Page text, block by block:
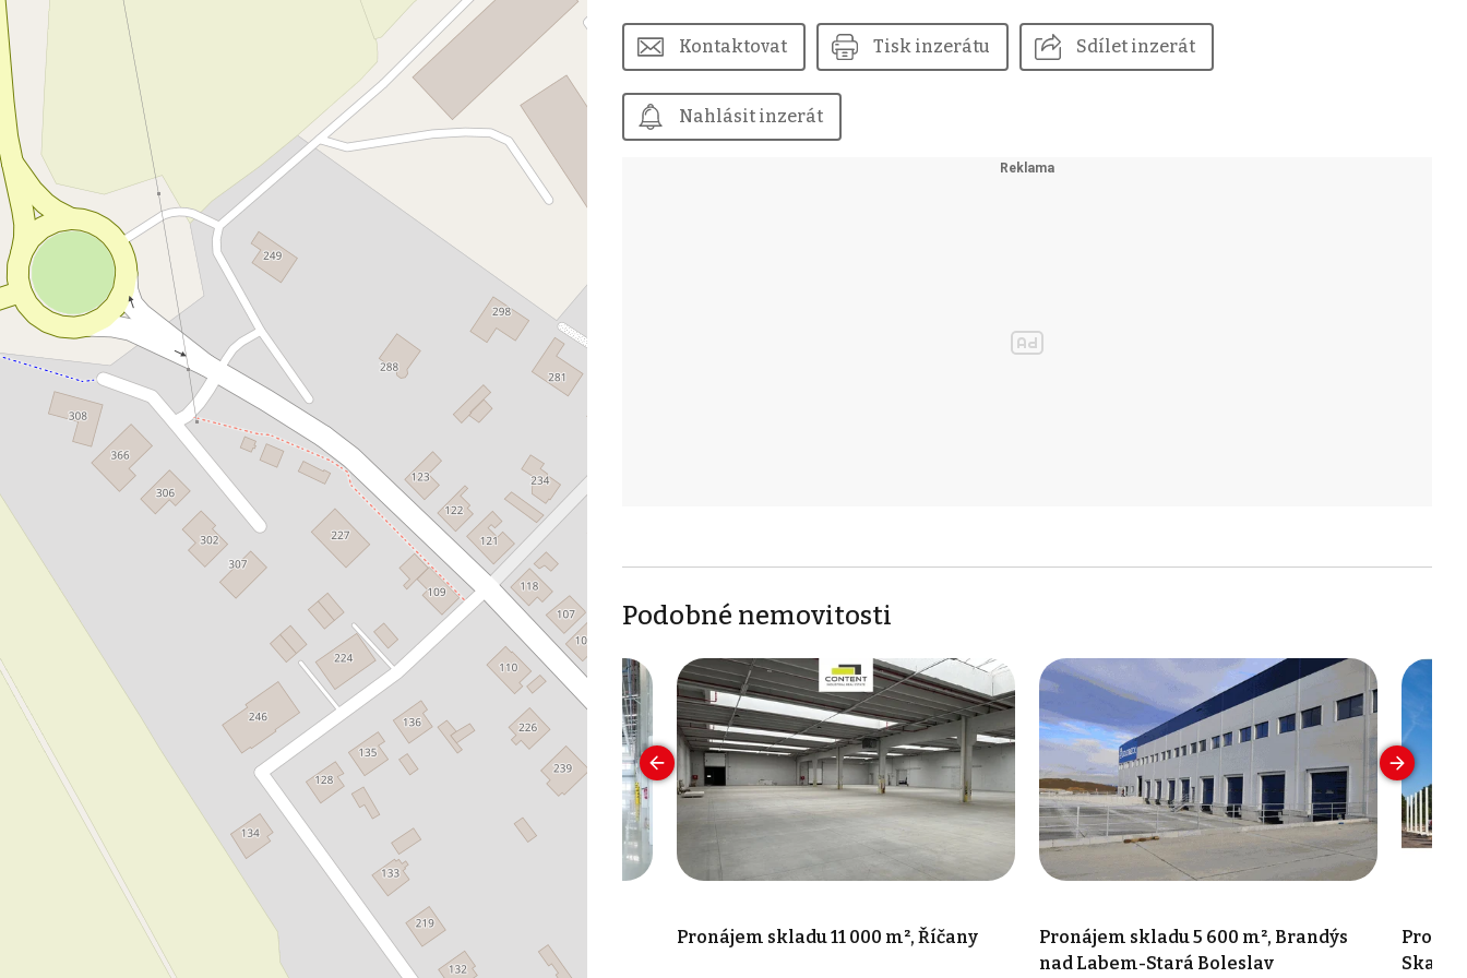
Kontaktovat Tisk inzerátu Sdílet inzerát
Nahlásit inzerát
Podobné nemovitosti
skladu 3 500 m², Úvaly Pronájem skladu 700 m², Nupaky Pronájem skladu 11 000 m², Říčany
Pronájem skladu 5 600 m², Brandýs
nad Labem-Stará Boleslav